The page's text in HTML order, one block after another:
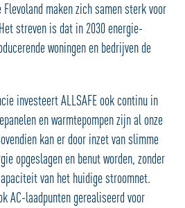
maken zich samen sterk voor
streven is dat in 2030 energie-
woningen en bedrijven de
investeert ALLSAFE ook continu in
en warmtepompen zijn al onze
kan er door inzet van slimme
opgeslagen en benut worden, zonder
van het huidige stroomnet.
AC-laadpunten gerealiseerd voor